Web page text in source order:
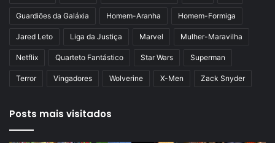
Guardiões da Galáxia Homem-Aranha Homem-Formiga
Jared Leto Liga da Justiça Marvel Mulher-Maravilha
Netflix Quarteto Fantástico Star Wars Superman
Terror Vingadores Wolverine X-Men Zack Snyder
Posts mais visitados